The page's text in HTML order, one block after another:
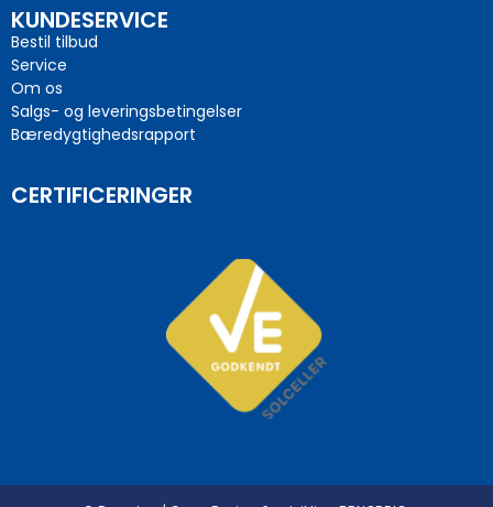
KUNDESERVICE
Bestil tilbud
Service
Om os
Salgs- og leveringsbetingelser
Bæredygtighedsrapport
CERTIFICERINGER